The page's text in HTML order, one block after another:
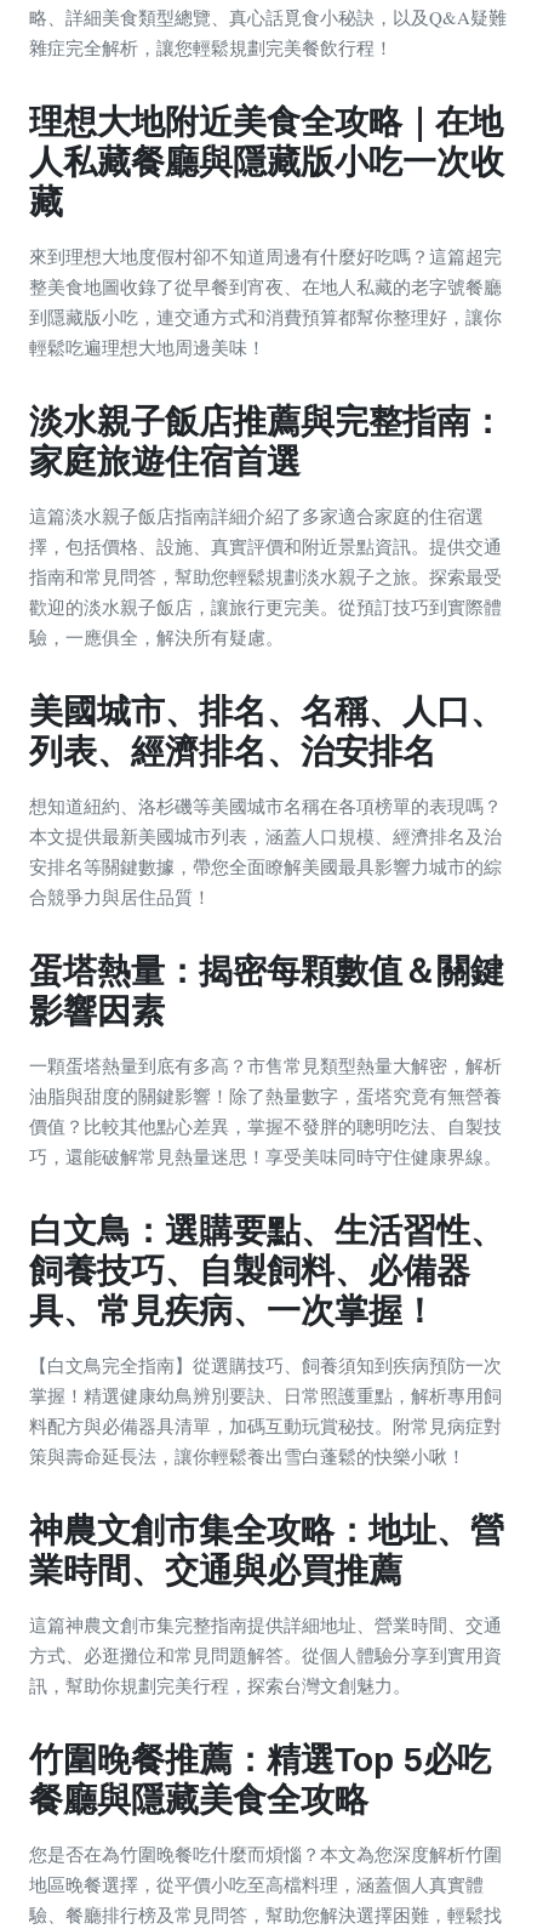
略、詳細美食類型總覽、真心話覓食小秘訣，以及Q&A疑難
雜症完全解析，讓您輕鬆規劃完美餐飲行程！
理想大地附近美食全攻略｜在地
人私藏餐廳與隱藏版小吃一次收
藏
來到理想大地度假村卻不知道周邊有什麼好吃嗎？這篇超完
整美食地圖收錄了從早餐到宵夜、在地人私藏的老字號餐廳
到隱藏版小吃，連交通方式和消費預算都幫你整理好，讓你
輕鬆吃遍理想大地周邊美味！
淡水親子飯店推薦與完整指南：
家庭旅遊住宿首選
這篇淡水親子飯店指南詳細介紹了多家適合家庭的住宿選
擇，包括價格、設施、真實評價和附近景點資訊。提供交通
指南和常見問答，幫助您輕鬆規劃淡水親子之旅。探索最受
歡迎的淡水親子飯店，讓旅行更完美。從預訂技巧到實際體
驗，一應俱全，解決所有疑慮。
美國城市、排名、名稱、人口、
列表、經濟排名、治安排名
想知道紐約、洛杉磯等美國城市名稱在各項榜單的表現嗎？
本文提供最新美國城市列表，涵蓋人口規模、經濟排名及治
安排名等關鍵數據，帶您全面瞭解美國最具影響力城市的綜
合競爭力與居住品質！
蛋塔熱量：揭密每顆數值＆關鍵
影響因素
一顆蛋塔熱量到底有多高？市售常見類型熱量大解密，解析
油脂與甜度的關鍵影響！除了熱量數字，蛋塔究竟有無營養
價值？比較其他點心差異，掌握不發胖的聰明吃法、自製技
巧，還能破解常見熱量迷思！享受美味同時守住健康界線。
白文鳥：選購要點、生活習性、
飼養技巧、自製飼料、必備器
具、常見疾病、一次掌握！
【白文鳥完全指南】從選購技巧、飼養須知到疾病預防一次
掌握！精選健康幼鳥辨別要訣、日常照護重點，解析專用飼
料配方與必備器具清單，加碼互動玩賞秘技。附常見病症對
策與壽命延長法，讓你輕鬆養出雪白蓬鬆的快樂小啾！
神農文創市集全攻略：地址、營
業時間、交通與必買推薦
這篇神農文創市集完整指南提供詳細地址、營業時間、交通
方式、必逛攤位和常見問題解答。從個人體驗分享到實用資
訊，幫助你規劃完美行程，探索台灣文創魅力。
竹圍晚餐推薦：精選Top 5必吃
餐廳與隱藏美食全攻略
您是否在為竹圍晚餐吃什麼而煩惱？本文為您深度解析竹圍
地區晚餐選擇，從平價小吃至高檔料理，涵蓋個人真實體
驗、餐廳排行榜及常見問答，幫助您解決選擇困難，輕鬆找